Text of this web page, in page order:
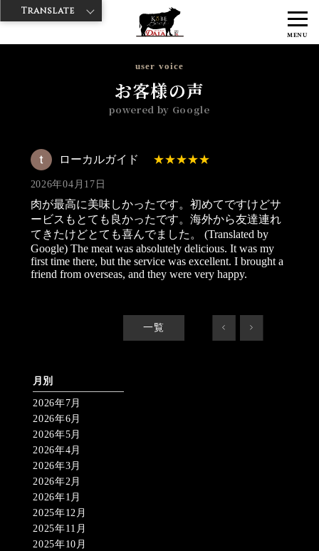
MENU
神戸牛ダイヤ > 神戸牛ダイア 雷門東店
ローカル
user voice
お客様の声
powered by Google
ローカルガイド
2026年04月17日
肉が最高に美味しかったです。初めてですけどサ
ービスもとても良かったです。海外から友達連れ
てきたけどとても喜んでました。 (Translated by
Google) The meat was absolutely delicious. It was my
first time there, but the service was excellent. I brought a
friend from overseas, and they were very happy.
一覧 < >
月別
2026年7月
2026年6月
2026年5月
2026年4月
2026年3月
2026年2月
2026年1月
2025年12月
2025年11月
2025年10月
Translate